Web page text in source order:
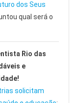
dos Seus
qual será o
Rio das
e
solicitam